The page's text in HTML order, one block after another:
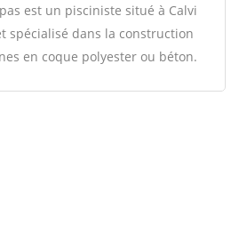
est un pisciniste situé à Calvi
spécialisé dans la construction
en coque polyester ou béton.